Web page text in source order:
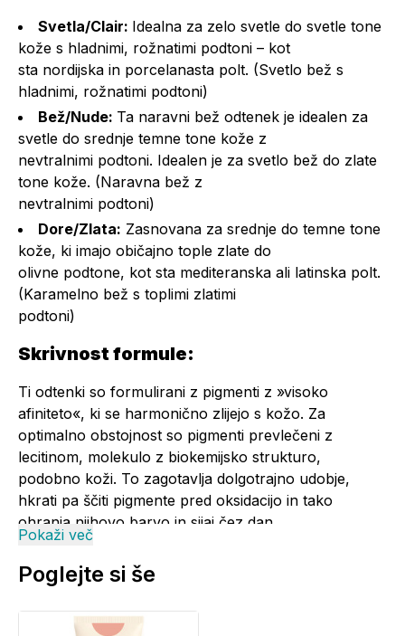
Svetla/Clair: Idealna za zelo svetle do svetle tone
kože s hladnimi, rožnatimi podtoni – kot
sta nordijska in porcelanasta polt. (Svetlo bež s
hladnimi, rožnatimi podtoni)
Bež/Nude: Ta naravni bež odtenek je idealen za
svetle do srednje temne tone kože z
nevtralnimi podtoni. Idealen je za svetlo bež do zlate
tone kože. (Naravna bež z
nevtralnimi podtoni)
Dore/Zlata: Zasnovana za srednje do temne tone
kože, ki imajo običajno tople zlate do
olivne podtone, kot sta mediteranska ali latinska polt.
(Karamelno bež s toplimi zlatimi
podtoni)
Skrivnost formule:
Ti odtenki so formulirani z pigmenti z »visoko
afiniteto«, ki se harmonično zlijejo s kožo. Za
optimalno obstojnost so pigmenti prevlečeni z
lecitinom, molekulo z biokemijsko strukturo,
podobno koži. To zagotavlja dolgotrajno udobje,
hkrati pa ščiti pigmente pred oksidacijo in tako
ohranja njihovo barvo in sijaj čez dan.
Glavne sestavine:
polt za svežo in sijočo polt.
Pokaži več
Poglejte si še